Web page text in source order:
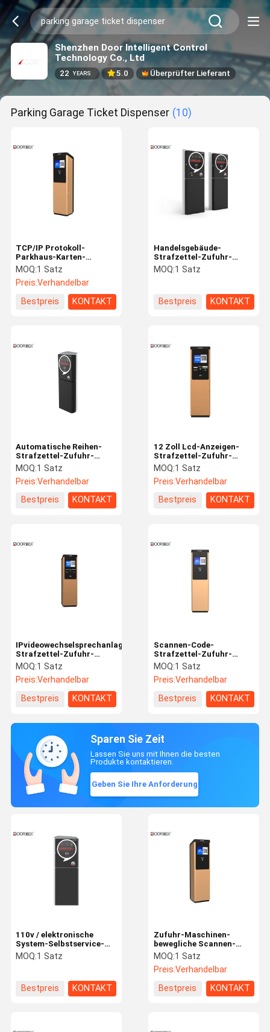
Shenzhen Door Intelligent Control
Technology Co., Ltd
22 YEARS 5.0 Überprüfter Lieferant
Parking Garage Ticket Dispenser (10)
TCP/IP Protokoll-
Parkhaus-Karten-
Zufuhr-
Druckgeschwindigkeit
mit 50mm/S
MOQ:1 Satz
Preis:Verhandelbar
Bestpreis
KONTAKT
Handelsgebäude-
Strafzettel-Zufuhr-
Maschinen-Karte/Karten-
Zufuhr
MOQ:1 Satz
Bestpreis KONTAKT
Automatische Reihen-
Strafzettel-Zufuhr-
Maschine mit Arm-Dual
Core-Prozessor
MOQ:1 Satz
Preis:Verhandelbar
Bestpreis
KONTAKT
12 Zoll Lcd-Anzeigen-
Strafzettel-Zufuhr-
Maschine mit dem
Bargeld, das IP-Video-
Wechselsprechanlage
MOQ:1 Satz
Preis:Verhandelbar
Bestpreis
KONTAKT
IPvideowechselsprechanlagen-
Strafzettel-Zufuhr-
Maschine mit Austausch-
Goldprodukt
MOQ:1 Satz
Preis:Verhandelbar
Bestpreis
KONTAKT
Scannen-Code-
Strafzettel-Zufuhr-
Maschinen-schneller
Drucker-
IPvideowechselsprechanlage
MOQ:1 Satz
Preis:Verhandelbar
Bestpreis
KONTAKT
Sparen Sie Zeit
Lassen Sie uns mit Ihnen die besten
Produkte kontaktieren.
Geben Sie Ihre Anforderung
Zufuhr-Maschinen-
bewegliche Scannen-
Code-Zahlung des
Strafzettel-65w
MOQ:1 Satz
Preis:Verhandelbar
Bestpreis
KONTAKT
110v / elektronische
System-Selbstservice-
Kiosk-Karten-Sammlung
des Strafzettel-220v
MOQ:1 Satz
Bestpreis KONTAKT